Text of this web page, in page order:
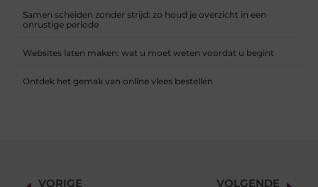
Samen scheiden zonder strijd: zo houd je overzicht in een
onrustige periode
Websites laten maken: wat u moet weten voordat u begint
Ontdek het gemak van online vlees bestellen
VORIGE VOLGENDE